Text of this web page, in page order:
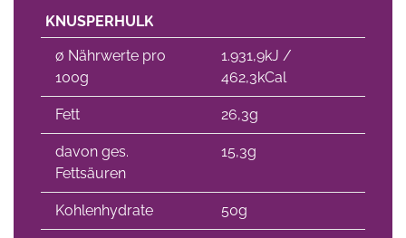
KNUSPERHULK
∅ Nährwerte pro
100g
1.931,9kJ /
462,3kCal
Fett 26,3g
davon ges.
Fettsäuren
15,3g
Kohlenhydrate 50g